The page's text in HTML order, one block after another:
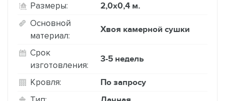
Размеры: 2,0х0,4 м.
Основной
материал:
Хвоя камерной сушки
Срок
изготовления:
3-5 недель
Кровля: По запросу